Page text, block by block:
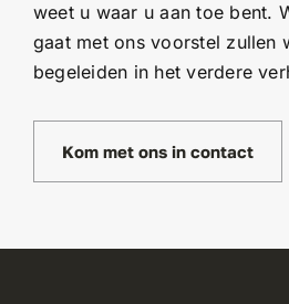
weet u waar u aan toe bent.
gaat met ons voorstel zullen
begeleiden in het verdere
Kom met ons in contact